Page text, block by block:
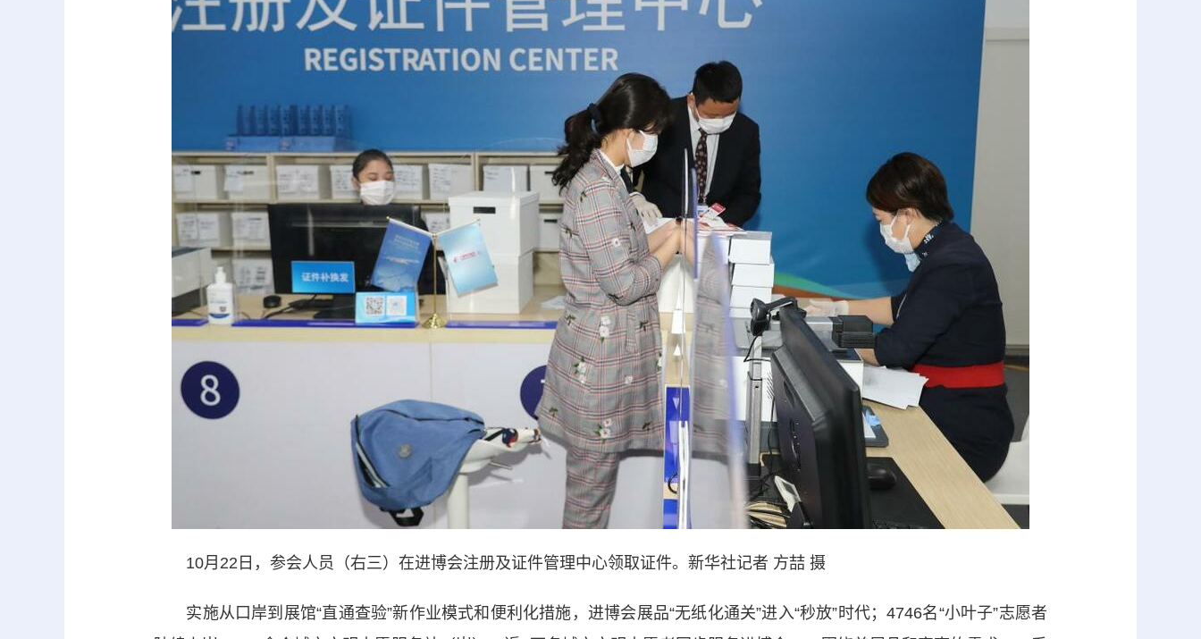
10月22日，参会人员（右三）在进博会注册及证件管理中心领取证件。新华社记者 方喆 摄
实施从口岸到展馆“直通查验”新作业模式和便利化措施，进博会展品“无纸化通关”进入“秒放”时代；4746名“小叶子”志愿者